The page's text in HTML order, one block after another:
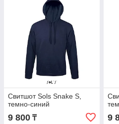
Свитшот Sols Snake S,
темно-синий
9 800 ₸ 9